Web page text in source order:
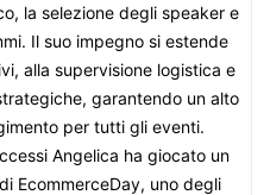
la selezione degli speaker e
Il suo impegno si estende
alla supervisione logistica e
garantendo un alto
per tutti gli eventi.
Angelica ha giocato un
EcommerceDay, uno degli